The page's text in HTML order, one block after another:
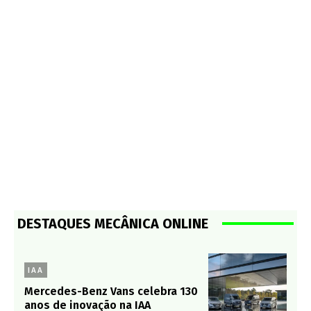
DESTAQUES MECÂNICA ONLINE
IAA
Mercedes-Benz Vans celebra 130
anos de inovação na IAA